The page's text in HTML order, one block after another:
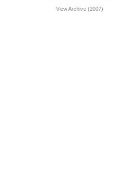
View Archive (2007)